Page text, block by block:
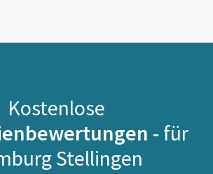
Kostenlose
- für
Stellingen